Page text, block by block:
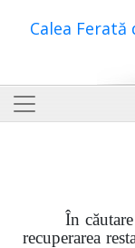
Calea
În
recuperarea